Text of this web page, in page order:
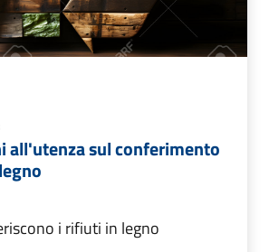
all'utenza sul conferimento
i rifiuti in legno